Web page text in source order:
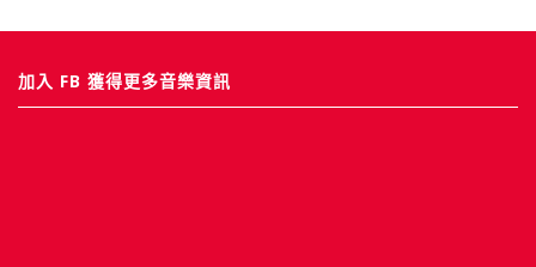
加入 FB 獲得更多音樂資訊